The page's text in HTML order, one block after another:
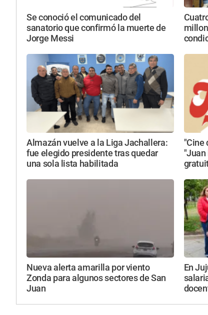
Se conoció el comunicado del
sanatorio que confirmó la muerte de
Jorge Messi
Almazán vuelve a la Liga Jachallera:
fue elegido presidente tras quedar
una sola lista habilitada
"Cine
"Juan
Nueva alerta amarilla por viento
Zonda para algunos sectores de San
Juan
En